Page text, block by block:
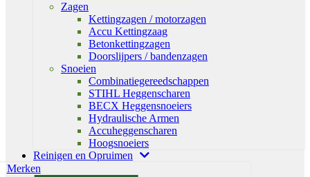
Zagen
Kettingzagen / motorzagen
Accu Kettingzaag
Betonkettingzagen
Doorslijpers / bandenzagen
Snoeien
Combinatiegereedschappen
STIHL Heggenscharen
BECX Heggensnoeiers
Hydraulische Armen
Accuheggenscharen
Hoogsnoeiers
Reinigen en Opruimen
Merken